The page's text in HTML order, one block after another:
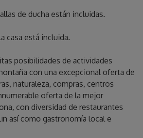
de ducha están incluidas.
casa está incluida.
posibilidades de actividades
con una excepcional oferta de
naturaleza, compras, centros
oferta de la mejor
con diversidad de restaurantes
así como gastronomía local e